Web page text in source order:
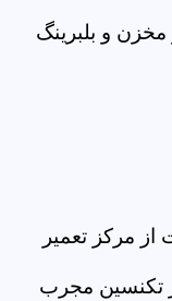
و بلبرینگ
مرکز تعمیر
تکنسین مجرب